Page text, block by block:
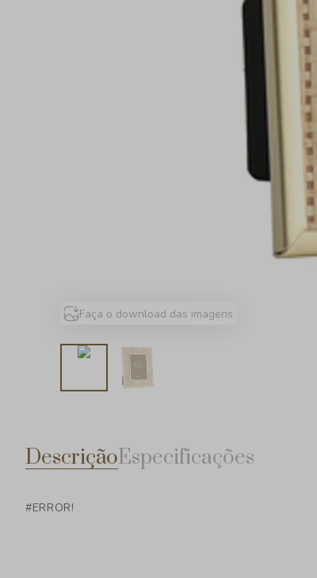
Faça o download das imagens
DescriçãoEspecificações
#ERROR!